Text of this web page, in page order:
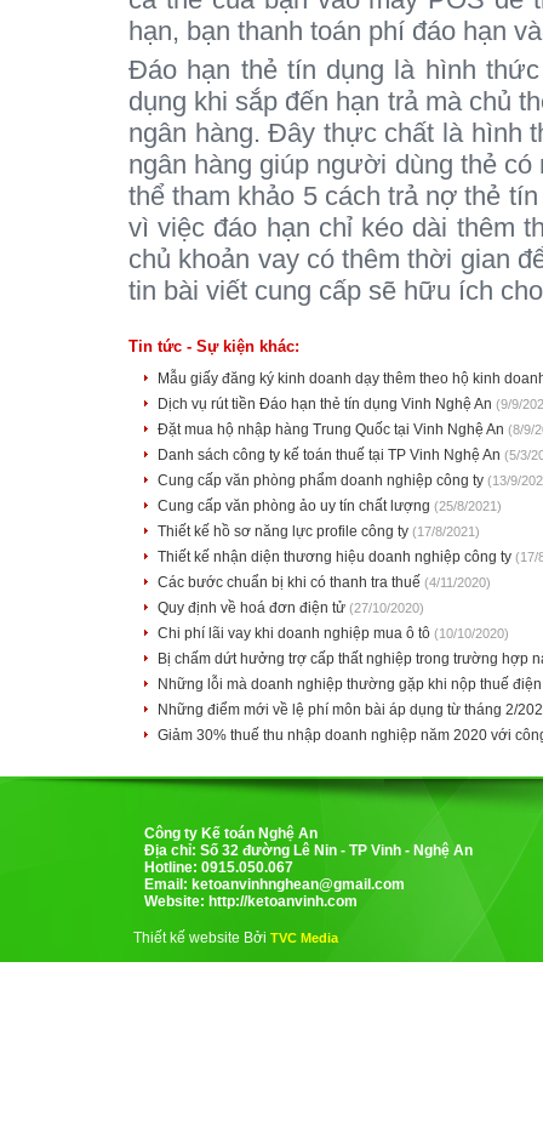
hạn, bạn thanh toán phí đáo hạn
Đáo hạn thẻ tín dụng là hình
dụng khi sắp đến hạn trả mà chủ
ngân hàng. Đây thực chất là hình
ngân hàng giúp người dùng thẻ
thể tham khảo 5 cách trả nợ thẻ
vì việc đáo hạn chỉ kéo dài thêm
chủ khoản vay có thêm thời gian
tin bài viết cung cấp sẽ hữu ích
Tin tức - Sự kiện khác:
Mẫu giấy đăng ký kinh doanh dạy thêm theo hộ kinh
Dịch vụ rút tiền Đáo hạn thẻ tín dụng Vinh Nghệ An (9/9/
Đặt mua hộ nhập hàng Trung Quốc tại Vinh Nghệ An (8/9/
Danh sách công ty kế toán thuế tại TP Vinh Nghệ An (5/3/
Cung cấp văn phòng phẩm doanh nghiệp công ty (13/9/
Cung cấp văn phòng ảo uy tín chất lượng (25/8/2021)
Thiết kế hồ sơ năng lực profile công ty (17/8/2021)
Thiết kế nhận diện thương hiệu doanh nghiệp công ty (17/
Các bước chuẩn bị khi có thanh tra thuế (4/11/2020)
Quy định về hoá đơn điện tử (27/10/2020)
Chi phí lãi vay khi doanh nghiệp mua ô tô (10/10/2020)
Bị chấm dứt hưởng trợ cấp thất nghiệp trong trường hợp
Những lỗi mà doanh nghiệp thường gặp khi nộp thuế
Những điểm mới về lệ phí môn bài áp dụng từ tháng 2/
Giảm 30% thuế thu nhập doanh nghiệp năm 2020 với
Công ty Kế toán Nghệ An
Địa chỉ: Số 32 đường Lê Nin - TP Vinh - Nghệ An
Hotline: 0915.050.067
Email: ketoanvinhnghean@gmail.com
Website: http://ketoanvinh.com
Thiết kế website Bởi TVC Media